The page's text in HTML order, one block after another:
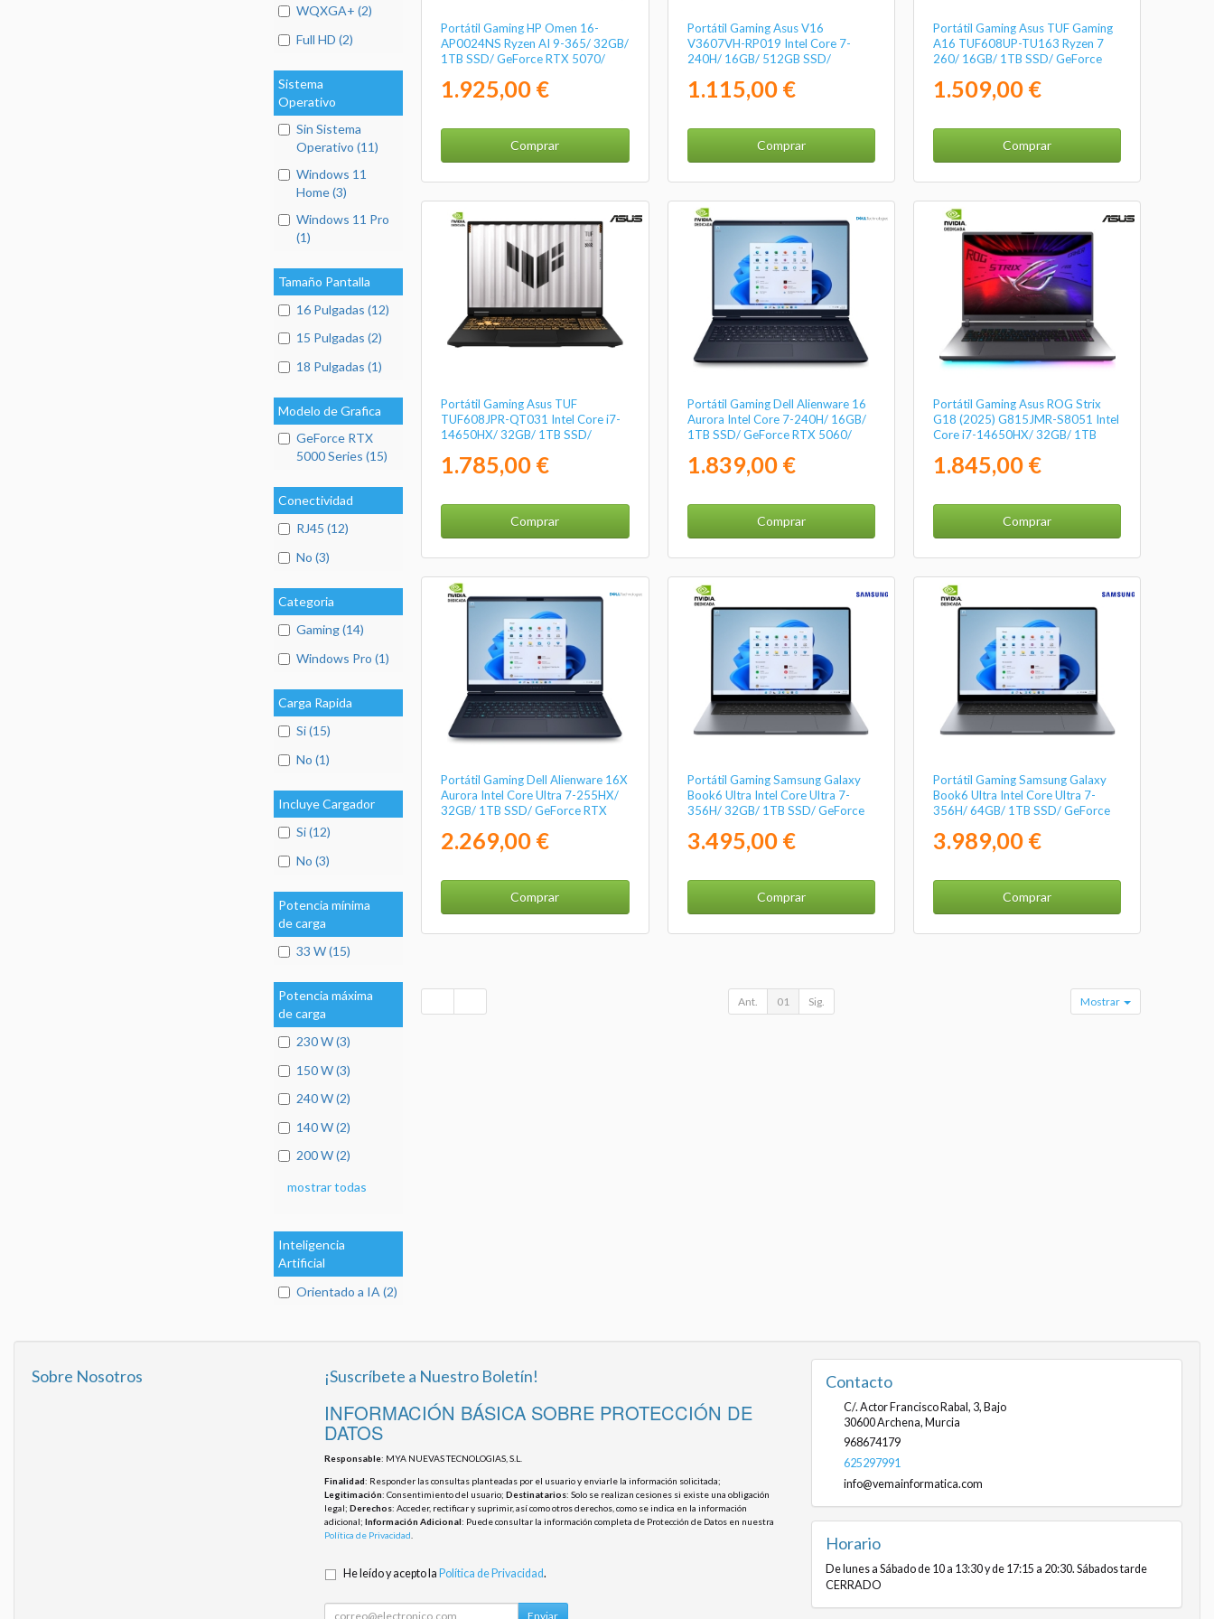
WQXGA+ (2)
Full HD (2)
Sistema
Operativo
Sin Sistema
Operativo (11)
Windows 11
Home (3)
Windows 11 Pro
(1)
Tamaño Pantalla
16 Pulgadas (12)
15 Pulgadas (2)
18 Pulgadas (1)
Modelo de Grafica
GeForce RTX
5000 Series (15)
Conectividad
RJ45 (12)
No (3)
Categoria
Gaming (14)
Windows Pro (1)
Carga Rapida
Si (15)
No (1)
Incluye Cargador
Si (12)
No (3)
Potencia mínima
de carga
33 W (15)
Potencia máxima
de carga
230 W (3)
150 W (3)
240 W (2)
140 W (2)
200 W (2)
mostrar todas
Inteligencia
Artificial
Orientado a IA (2)
Portátil Gaming HP Omen 16-
AP0024NS Ryzen AI 9-365/ 32GB/
1TB SSD/ GeForce RTX 5070/
1.925,00 €
Comprar
Portátil Gaming Asus V16
V3607VH-RP019 Intel Core 7-
240H/ 16GB/ 512GB SSD/
Sistema Operativo
1.115,00 €
Comprar
Portátil Gaming Asus TUF Gaming
A16 TUF608UP-TU163 Ryzen 7
260/ 16GB/ 1TB SSD/ GeForce
Operativo
1.509,00 €
Comprar
Portátil Gaming Asus TUF
TUF608JPR-QT031 Intel Core i7-
14650HX/ 32GB/ 1TB SSD/
Sistema Operativo
1.785,00 €
Comprar
Portátil Gaming Dell Alienware 16
Aurora Intel Core 7-240H/ 16GB/
1TB SSD/ GeForce RTX 5060/
1.839,00 €
Comprar
Portátil Gaming Asus ROG Strix
G18 (2025) G815JMR-S8051 Intel
Core i7-14650HX/ 32GB/ 1TB
Sistema Operativo
1.845,00 €
Comprar
Portátil Gaming Dell Alienware 16X
Aurora Intel Core Ultra 7-255HX/
32GB/ 1TB SSD/ GeForce RTX
2.269,00 €
Comprar
Portátil Gaming Samsung Galaxy
Book6 Ultra Intel Core Ultra 7-
356H/ 32GB/ 1TB SSD/ GeForce
3.495,00 €
Comprar
Portátil Gaming Samsung Galaxy
Book6 Ultra Intel Core Ultra 7-
356H/ 64GB/ 1TB SSD/ GeForce
3.989,00 €
Comprar
Ant. 01 Sig. Mostrar
Sobre Nosotros ¡Suscríbete a Nuestro Boletín!
INFORMACIÓN BÁSICA SOBRE PROTECCIÓN DE
DATOS
Responsable: MYA NUEVAS TECNOLOGIAS, S.L.
Finalidad: Responder las consultas planteadas por el usuario y enviarle la información solicitada;
Legitimación: Consentimiento del usuario; Destinatarios: Solo se realizan cesiones si existe una obligación
legal; Derechos: Acceder, rectificar y suprimir, así como otros derechos, como se indica en la información
adicional; Información Adicional: Puede consultar la información completa de Protección de Datos en nuestra
Política de Privacidad
He leído y acepto la Política de Privacidad.
Enviar
Contacto
C/. Actor Francisco Rabal, 3, Bajo
30600Archena, Murcia
968674179
625297991
info@vemainformatica.com
Horario
De lunes a Sábado de 10 a 13:30 y de 17:15 a 20:30. Sábados tarde
CERRADO